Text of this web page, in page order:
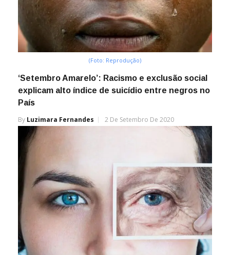
(Foto: Reprodução)
‘Setembro Amarelo’: Racismo e exclusão social
explicam alto índice de suicídio entre negros no
País
By Luzimara Fernandes 2 De Setembro De 2020